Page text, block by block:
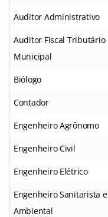
Auditor Administrativo
Auditor Fiscal Tributário
Municipal
Biólogo
Contador
Engenheiro Agrônomo
Engenheiro Civil
Engenheiro Elétrico
Engenheiro Sanitarista e
Ambiental